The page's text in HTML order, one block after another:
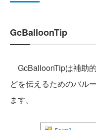
GcBalloonTip
GcBalloonTipは補助
どを伝えるためのバル
ます。